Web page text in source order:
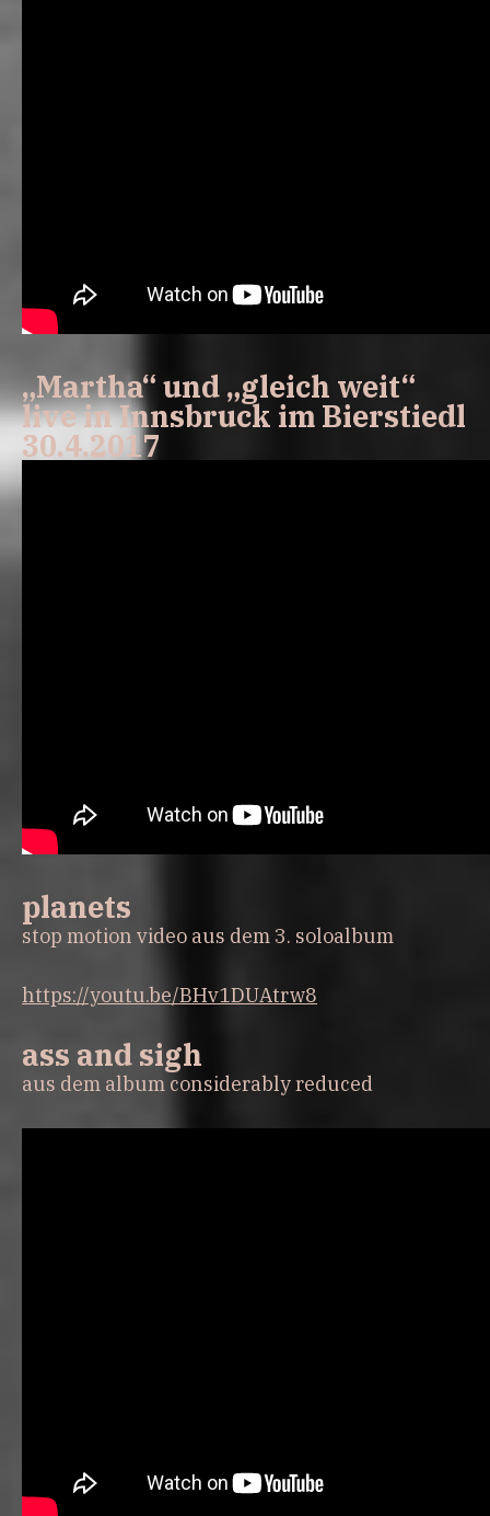
„Martha“ und „gleich weit“
live in Innsbruck im Bierstiedl
30.4.2017
planets
stop motion video aus dem 3. soloalbum
https://youtu.be/BHv1DUAtrw8
ass and sigh
aus dem album considerably reduced